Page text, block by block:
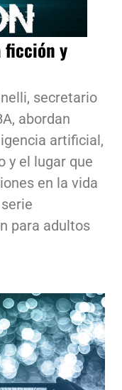
ficción y
secretario
abordan
artificial,
y el lugar que
en la vida
para adultos